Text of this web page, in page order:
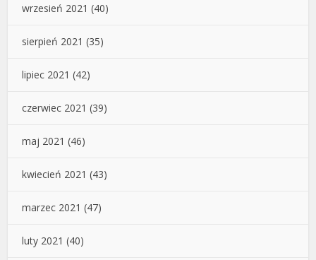
wrzesień 2021 (40)
sierpień 2021 (35)
lipiec 2021 (42)
czerwiec 2021 (39)
maj 2021 (46)
kwiecień 2021 (43)
marzec 2021 (47)
luty 2021 (40)